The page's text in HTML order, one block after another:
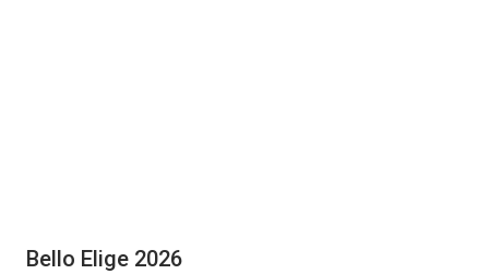
Bello Elige 2026